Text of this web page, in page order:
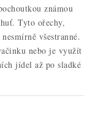
známou
Tyto ořechy,
všestranné.
nebo je využít
jídel až po sladké